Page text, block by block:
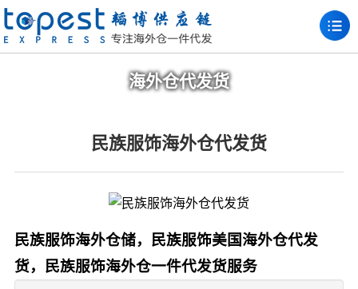
海外仓代发货
民族服饰海外仓代发货
民族服饰海外仓储，民族服饰美国海外仓代发
货，民族服饰海外仓一件代发货服务